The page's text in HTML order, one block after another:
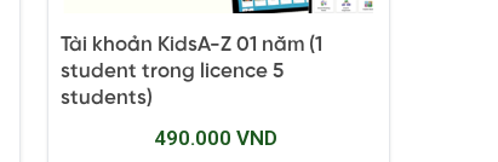
Tài khoản KidsA-Z 01 năm (1
student trong licence 5
students)
490.000 VND